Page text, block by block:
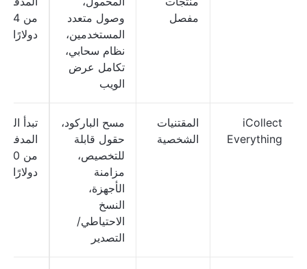
مفصل
وصول متعدد
المستخدمين،
نظام سحابي،
تكامل عرض
الويب
من 14
دولارًا
iCollect
Everything
المقتنيات
الشخصية
مسح الباركود،
حقول قابلة
للتخصيص،
مزامنة
الأجهزة،
النسخ
الاحتياطي/
التصدير
تبدأ
من 30
دولارًا